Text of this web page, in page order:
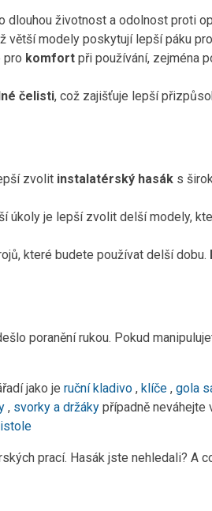
dlouhou životnost a odolnost proti
větší modely poskytují lepší páku
pro komfort při používání, zejména
čelisti, což zajišťuje lepší
zvolit instalatérský hasák s
úkoly je lepší zvolit delší modely,
které budete používat delší dobu.
poranění rukou. Pokud
jako je ruční kladivo , klíče , gola
, svorky a držáky případně neváhejte
prací. Hasák jste nehledali? A